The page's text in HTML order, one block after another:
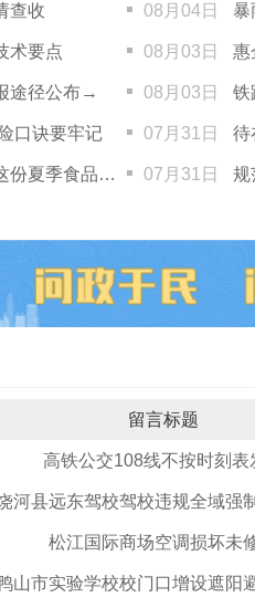
查收
术要点
途径公布→
口诀要牢记
全指南请查收！
08月04日 暴
08月03日 惠
08月03日 铁
07月31日 待在
07月31日 规
留言标题
高铁公交108线不按时刻表
河县远东驾校驾校违规全域强
松江国际商场空调损坏未
山市实验学校校门口增设遮阳